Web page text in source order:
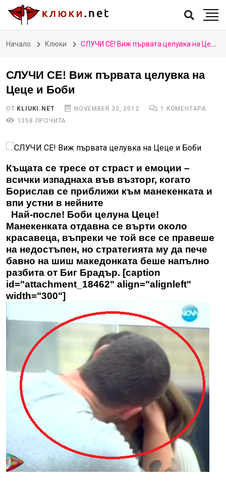
Начало Клюки СЛУЧИ СЕ! Виж първата целувка на Цеце и Боби
СЛУЧИ СЕ! Виж първата целувка на
Цеце и Боби
ОТ KLIUKI.NET NOVEMBER 30, 2012
1 КОМЕНТАРА
1358 ПРОЧИТА
Къщата се тресе от страст и емоции –
всички изпаднаха във възторг, когато
Борислав се приближи към манекенката и
впи устни в нейните
Най-после! Боби целуна Цеце!
Манекенката отдавна се върти около
красавеца, въпреки че той все се правеше
на недостъпен, но стратегията му да пече
бавно на шиш македонката беше напълно
разбита от Биг Брадър. [caption
id="attachment_18462" align="alignleft"
width="300"]